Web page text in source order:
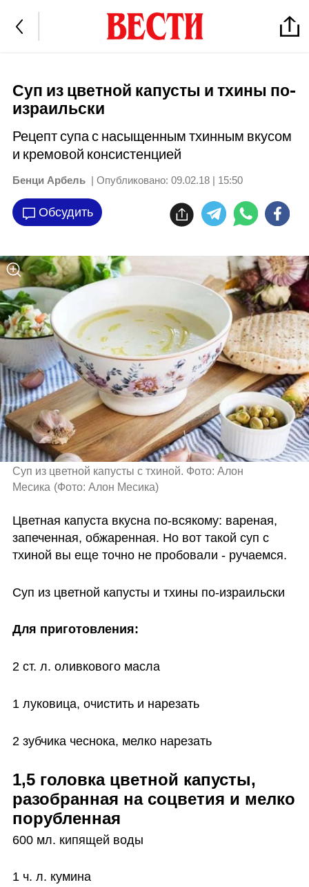
Суп из цветной капусты и тхины по-
израильски
Рецепт супа с насыщенным тхинным вкусом
и кремовой консистенцией
Бенци Арбель | Опубликовано: 09.02.18 | 15:50
Обсудить
Суп из цветной капусты с тхиной. Фото: Алон
Месика (Фото: Алон Месика)
Цветная капуста вкусна по-всякому: вареная,
запеченная, обжаренная. Но вот такой суп с
тхиной вы еще точно не пробовали - ручаемся.
Cуп из цветной капусты и тхины по-израильски
Для приготовления:
2 ст. л. оливкового масла
1 луковица, очистить и нарезать
2 зубчика чеснока, мелко нарезать
1,5 головка цветной капусты,
разобранная на соцветия и мелко
порубленная
600 мл. кипящей воды
1 ч. л. кумина